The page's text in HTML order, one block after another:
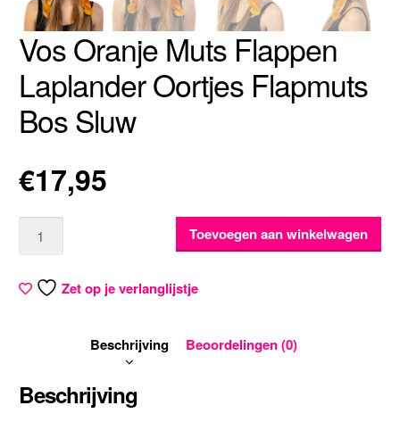
Vos Oranje Muts Flappen
Laplander Oortjes Flapmuts
Bos Sluw
€17,95
Toevoegen aan winkelwagen
Zet op je verlanglijstje
Beschrijving Beoordelingen (0)
Beschrijving